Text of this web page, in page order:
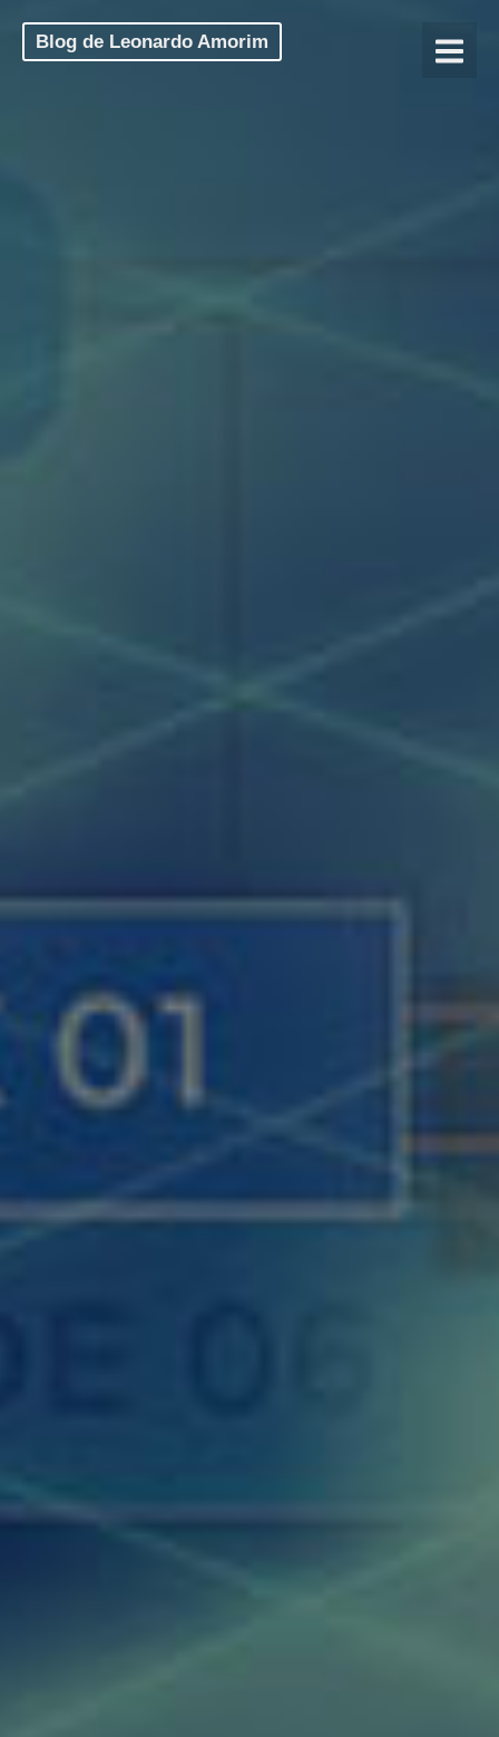
Blog de Leonardo Amorim